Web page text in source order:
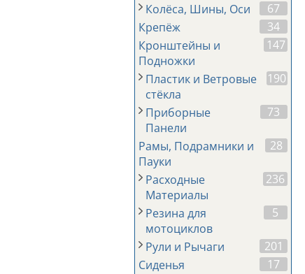
Колёса, Шины, Оси
67
Крепёж
34
Кронштейны и
Подножки
147
Пластик и Ветровые
стёкла
190
Приборные
Панели
73
Рамы, Подрамники и
Пауки
28
Расходные
Материалы
236
Резина для
мотоциклов
5
Рули и Рычаги
201
Сиденья
17